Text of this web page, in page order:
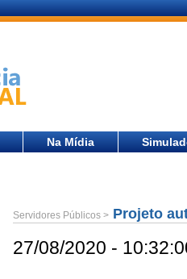
Na Mídia
Servidores Públicos > Projeto
27/08/2020 -